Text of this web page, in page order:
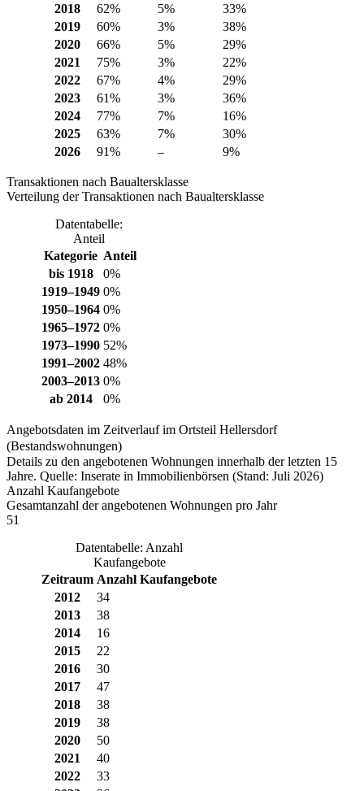
2018
62% 5%
33%
2019
60% 3%
38%
2020
66% 5%
29%
2021
75% 3%
22%
2022
67% 4%
29%
2023
61% 3%
36%
2024
77% 7%
16%
2025
63% 7%
30%
2026
91% – 9%
Transaktionen nach Baualtersklasse
Verteilung der Transaktionen nach Baualtersklasse
Datentabelle:
Anteil
Kategorie Anteil
bis 1918
0%
1919–1949 0%
1950–1964 0%
1965–1972 0%
1973–1990 52%
1991–2002 48%
2003–2013 0%
ab 2014
0%
Angebotsdaten im Zeitverlauf im Ortsteil Hellersdorf
(Bestandswohnungen)
Details zu den angebotenen Wohnungen innerhalb der letzten 15
Jahre. Quelle: Inserate in Immobilienbörsen (Stand: Juli 2026)
Anzahl Kaufangebote
Gesamtanzahl der angebotenen Wohnungen pro Jahr
51
Datentabelle: Anzahl
Kaufangebote
Zeitraum Anzahl Kaufangebote
2012
34
2013
38
2014
16
2015
22
2016
30
2017
47
2018
38
2019
38
2020
50
2021
40
2022
33